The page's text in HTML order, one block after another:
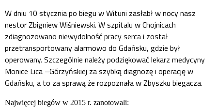
W dniu 10 stycznia po biegu w Wituni zasłabł w nocy nasz
nestor Zbigniew Wiśniewski. W szpitalu w Chojnicach
zdiagnozowano niewydolność pracy serca i został
przetransportowany alarmowo do Gdańsku, gdzie był
operowany. Szczególnie należy podziękować lekarz medycyny
Monice Lica –Górzyńskiej za szybką diagnozę i operację w
Gdańsku, a to za sprawą że rozpoznała w Zbyszku biegacza.
Najwięcej biegów w 2015 r. zanotowali: